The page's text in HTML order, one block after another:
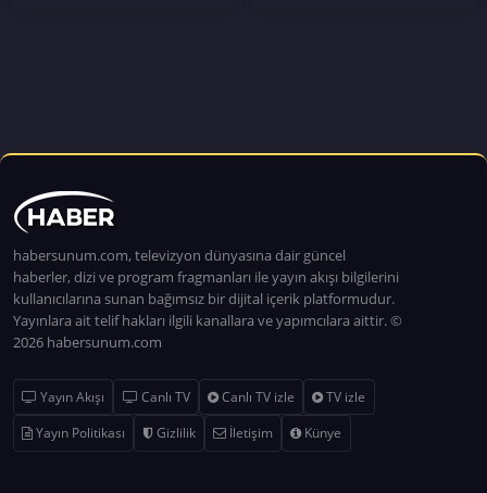
habersunum.com, televizyon dünyasına dair güncel
haberler, dizi ve program fragmanları ile yayın akışı bilgilerini
kullanıcılarına sunan bağımsız bir dijital içerik platformudur.
Yayınlara ait telif hakları ilgili kanallara ve yapımcılara aittir. ©
2026 habersunum.com
Yayın Akışı Canlı TV Canlı TV izle
TV izle
Yayın Politikası
Gizlilik İletişim Künye